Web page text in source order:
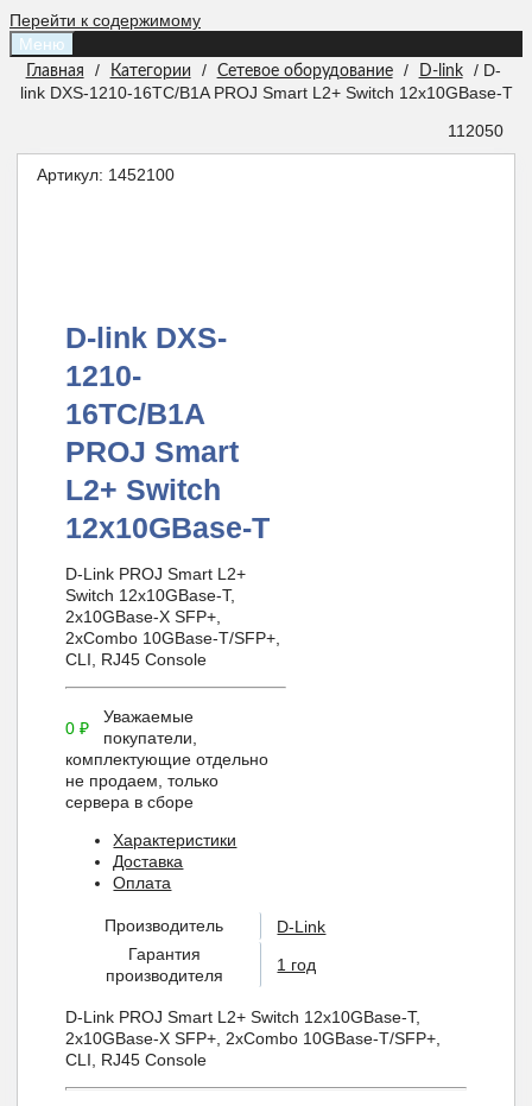
Перейти к содержимому
Меню
Главная / Категории / Сетевое оборудование / D-link
/ D-
link DXS-1210-16TC/B1A PROJ Smart L2+ Switch 12x10GBase-T
112050
Артикул: 1452100
D-link DXS-
1210-
16TC/B1A
PROJ Smart
L2+ Switch
12x10GBase-T
D-Link PROJ Smart L2+
Switch 12x10GBase-T,
2x10GBase-X SFP+,
2xCombo 10GBase-T/SFP+,
CLI, RJ45 Console
0₽
Уважаемые
покупатели,
комплектующие отдельно
не продаем, только
сервера в сборе
Характеристики
Доставка
Оплата
Производитель
D-Link
Гарантия
производителя
1 год
D-Link PROJ Smart L2+ Switch 12x10GBase-T,
2x10GBase-X SFP+, 2xCombo 10GBase-T/SFP+,
CLI, RJ45 Console